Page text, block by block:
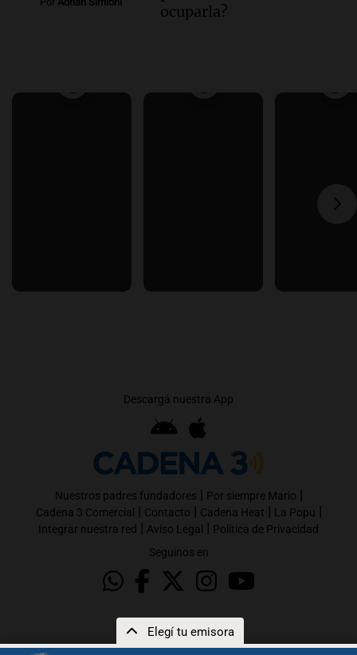
Elegí tu emisora
ocuparla?
Descargá nuestra App
Nuestros padres fundadores | Por siempre Mario |
Cadena 3 Comercial | Contacto | Cadena Heat | La Popu |
Integrar nuestra red | Aviso Legal | Política de Privacidad
Seguinos en